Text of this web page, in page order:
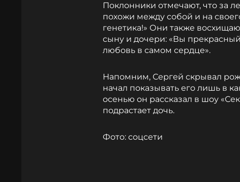
Поклонники отмечают, что за
похожи между собой и на
генетика!» Они также
сыну и дочери: «Вы
любовь в самом сердце».
Напомним, Сергей скрывал
начал показывать его лишь в
осенью он рассказал в шоу
подрастает дочь.
Фото: соцсети